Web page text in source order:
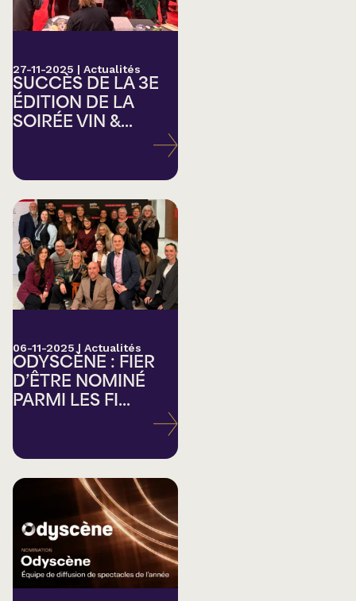
27-11-2025 | Actualités
SUCCÈS DE LA 3E
ÉDITION DE LA
SOIRÉE VIN &...
06-11-2025 | Actualités
ODYSCÈNE : FIER
D’ÊTRE NOMINÉ
PARMI LES FI...